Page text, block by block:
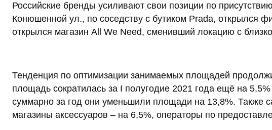
Российские бренды усиливают свои позиции по
Конюшенной ул., по соседству с бутиком Prada, открылся
открылся магазин All We Need, сменивший локацию с
Тенденция по оптимизации занимаемых площадей
площадь сократилась за I полугодие 2021 года ещё на
суммарно за год они уменьшили площади на 13,8%. Также
магазины аксессуаров – на 6,5%, операторы по